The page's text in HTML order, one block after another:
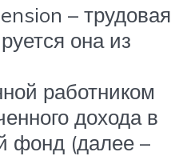
– трудовая
она из
работником
дохода в
фонд (далее –